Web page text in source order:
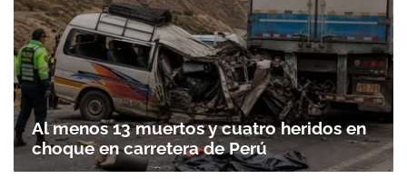
Al menos 13 muertos y cuatro heridos en
choque en carretera de Perú